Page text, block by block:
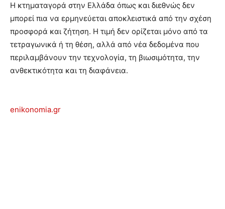
Η κτηματαγορά στην Ελλάδα όπως και διεθνώς δεν
μπορεί πια να ερμηνεύεται αποκλειστικά από την σχέση
προσφορά και ζήτηση. Η τιμή δεν ορίζεται μόνο από τα
τετραγωνικά ή τη θέση, αλλά από νέα δεδομένα που
περιλαμβάνουν την τεχνολογία, τη βιωσιμότητα, την
ανθεκτικότητα και τη διαφάνεια.
enikonomia.gr